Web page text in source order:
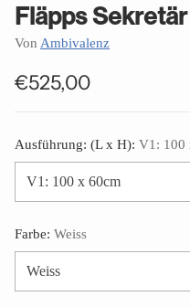
Fläpps Sekretär
Von Ambivalenz
Normaler
€525,00
Ausführung: (L x H): V1: 100
Farbe: Weiss